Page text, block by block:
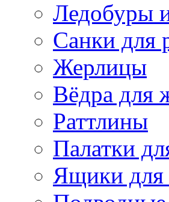
Ледобуры
Санки для
Жерлицы
Вёдра для
Раттлины
Палатки
Ящики для